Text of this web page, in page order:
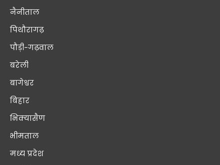
नैनीताल
पिथौरागढ़
पौड़ी-गढ़वाल
बरेली
बागेश्वर
बिहार
भिक्यासैण
भीमताल
मध्य प्रदेश